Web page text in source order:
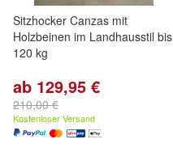
Sitzhocker Canzas mit
Holzbeinen im Landhausstil bis
120 kg
ab 129,95 €
210,00 €
Kostenloser Versand